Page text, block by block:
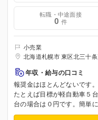
転職・中途面接
0 件
小売業
北海道札幌市 東区北三十
年収・給与の口コミ
報奨金はほとんどないです。
たとえば目標が軽自動車５
台の場合は０円です。簡単